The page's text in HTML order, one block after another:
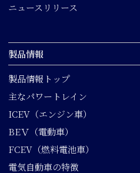
ニュースリリース
製品情報
製品情報トップ
主なパワートレイン
ICEV（エンジン車）
BEＶ（電動車）
FCEV（燃料電池車）
電気自動車の特徴